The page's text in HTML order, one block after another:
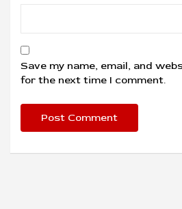
Save my name, email, and
for the next time I comment.